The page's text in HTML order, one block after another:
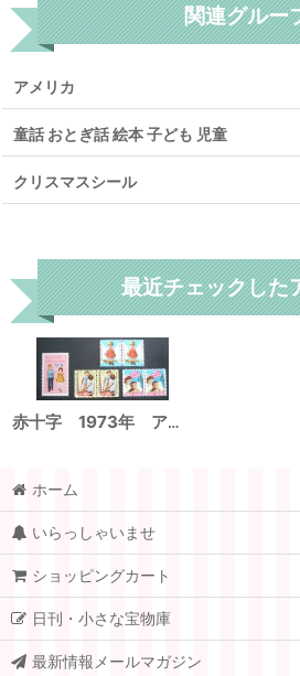
関連グルー
アメリカ
童話 おとぎ話 絵本 子ども 児童
クリスマスシール
最近チェックした
赤十字 1973年 アメリカクリスマスシール ローカル
ホーム
いらっしゃいませ
ショッピングカート
日刊・小さな宝物庫
最新情報メールマガジン